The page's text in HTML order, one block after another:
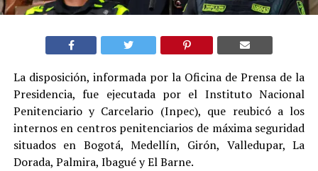
La disposición, informada por la Oficina de Prensa de la
Presidencia, fue ejecutada por el Instituto Nacional
Penitenciario y Carcelario (Inpec), que reubicó a los
internos en centros penitenciarios de máxima seguridad
situados en Bogotá, Medellín, Girón, Valledupar, La
Dorada, Palmira, Ibagué y El Barne.